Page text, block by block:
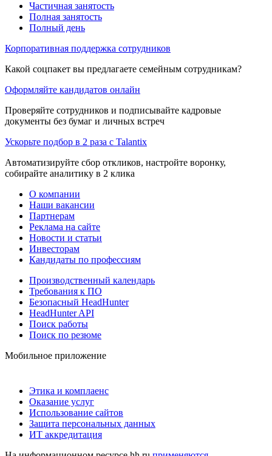
Частичная занятость
Полная занятость
Полный день
Корпоративная поддержка сотрудников
Какой соцпакет вы предлагаете семейным сотрудникам?
Оформляйте кандидатов онлайн
Проверяйте сотрудников и подписывайте кадровые
документы без бумаг и личных встреч
Ускорьте подбор в 2 раза с Talantix
Автоматизируйте сбор откликов, настройте воронку,
собирайте аналитику в 2 клика
О компании
Наши вакансии
Партнерам
Реклама на сайте
Новости и статьи
Инвесторам
Кандидаты по профессиям
Производственный календарь
Требования к ПО
Безопасный HeadHunter
HeadHunter API
Поиск работы
Поиск по резюме
Мобильное приложение
Этика и комплаенс
Оказание услуг
Использование сайтов
Защита персональных данных
ИТ аккредитация